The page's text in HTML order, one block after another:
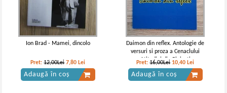
Ion Brad - Mamei, dincolo
Pret:12,00Lei 7,80 Lei
Adaugă în coș
Daimon din reflex. Antologie de
versuri si proza a Cenaclului
Atitudini din Ploiesti
Pret:16,00Lei 10,40 Lei
Adaugă în coș